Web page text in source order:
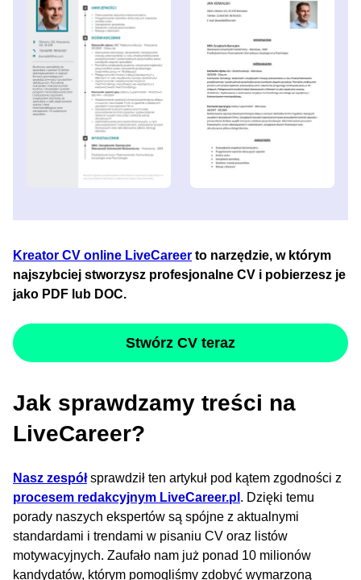
Kreator CV online LiveCareer to narzędzie, w którym
najszybciej stworzysz profesjonalne CV i pobierzesz je
jako PDF lub DOC.
Stwórz CV teraz
Jak sprawdzamy treści na
LiveCareer?
Nasz zespółsprawdził ten artykuł pod kątem zgodności z
procesem redakcyjnym LiveCareer.pl . Dzięki temu
porady naszych ekspertów są spójne z aktualnymi
standardami i trendami w pisaniu CV oraz listów
motywacyjnych. Zaufało nam już ponad 10 milionów
kandydatów, którym pomogliśmy zdobyć wymarzoną